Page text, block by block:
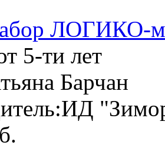
ЛОГИКО-
5-ти лет
Барчан
ИД